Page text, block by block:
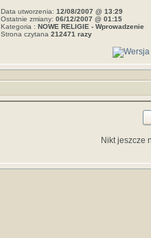
Data utworzenia: 12/08/2007 @ 13:29
Ostatnie zmiany: 06/12/2007 @ 01:15
Kategoria : NOWE RELIGIE - Wprowadzenie
Strona czytana 212471 razy
Nikt jeszcze